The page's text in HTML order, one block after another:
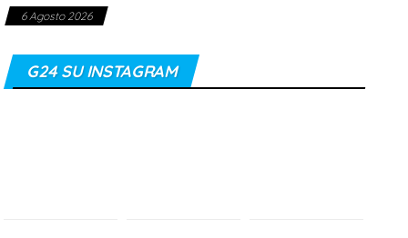
6 Agosto 2026
G24 SU INSTAGRAM